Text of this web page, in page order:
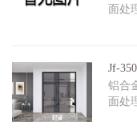
面处
Jf-
铝合
面处